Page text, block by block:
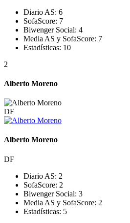
Diario AS: 6
SofaScore: 7
Biwenger Social: 4
Media AS y SofaScore: 7
Estadísticas: 10
2
Alberto Moreno
DF
Alberto Moreno
DF
Diario AS: 2
SofaScore: 2
Biwenger Social: 3
Media AS y SofaScore: 2
Estadísticas: 5